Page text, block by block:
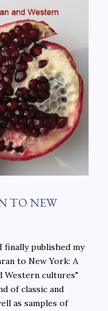
TO NEW
finally published my
to New York: A
Western cultures"
of classic and
as samples of